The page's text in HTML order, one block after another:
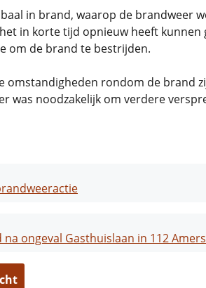
in brand, waarop de brandweer
in korte tijd opnieuw heeft kunnen
om de brand te bestrijden.
omstandigheden rondom de brand
was noodzakelijk om verdere
ongeval Gasthuislaan in 112